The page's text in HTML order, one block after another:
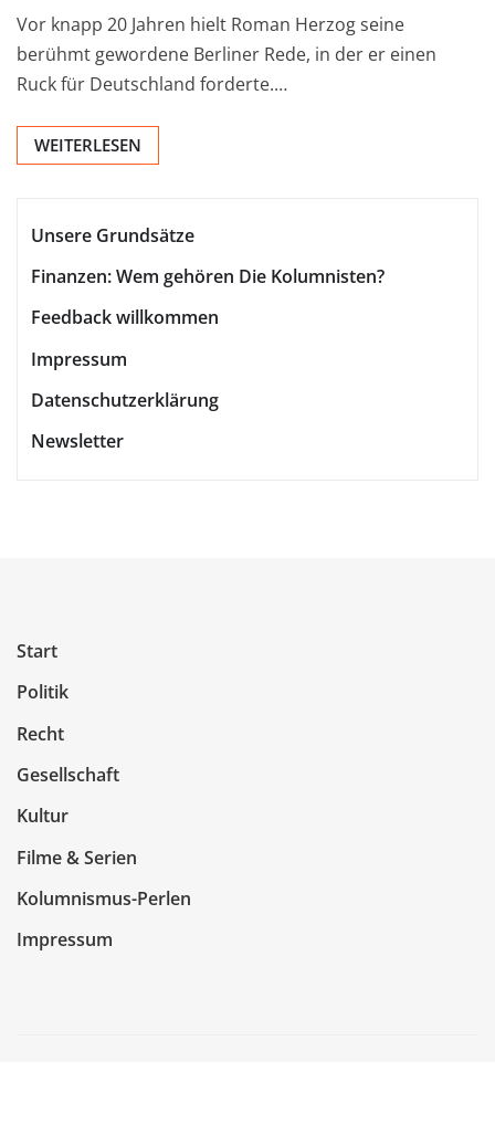
Vor knapp 20 Jahren hielt Roman Herzog seine
berühmt gewordene Berliner Rede, in der er einen
Ruck für Deutschland forderte.…
WEITERLESEN
Unsere Grundsätze
Finanzen: Wem gehören Die Kolumnisten?
Feedback willkommen
Impressum
Datenschutzerklärung
Newsletter
Start
Politik
Recht
Gesellschaft
Kultur
Filme & Serien
Kolumnismus-Perlen
Impressum